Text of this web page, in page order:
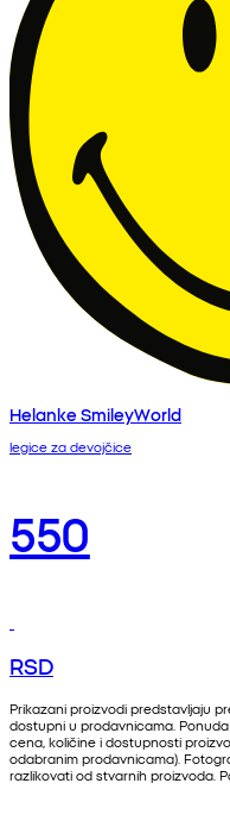
Helanke SmileyWorld
legice za devojčice
550
RSD
Prikazani proizvodi predstavljaju
dostupni u prodavnicama.
cena, količine i dostupnosti
odabranim prodavnicama).
razlikovati od stvarnih proizvoda.